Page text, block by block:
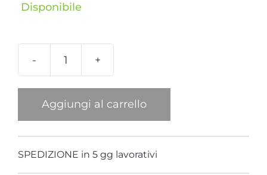
Disponibile
Borsa
cervo
Tucano
quantità
Aggiungi al carrello
SPEDIZIONE in 5 gg lavorativi